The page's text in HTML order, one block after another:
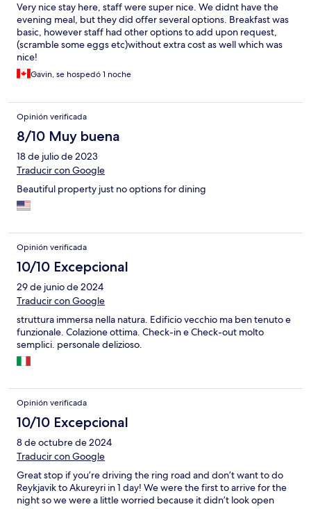
Very nice stay here, staff were super nice. We didnt have the
evening meal, but they did offer several options. Breakfast was
basic, however staff had other options to add upon request,
(scramble some eggs etc)without extra cost as well which was
nice!
Gavin, se hospedó 1 noche
Opinión verificada
8/10 Muy buena
18 de julio de 2023
Traducir con Google
Beautiful property just no options for dining
Opinión verificada
10/10 Excepcional
29 de junio de 2024
Traducir con Google
struttura immersa nella natura. Edificio vecchio ma ben tenuto e
funzionale. Colazione ottima. Check-in e Check-out molto
semplici. personale delizioso.
Opinión verificada
10/10 Excepcional
8 de octubre de 2024
Traducir con Google
Great stop if you’re driving the ring road and don’t want to do
Reykjavik to Akureyri in 1 day! We were the first to arrive for the
night so we were a little worried because it didn’t look open